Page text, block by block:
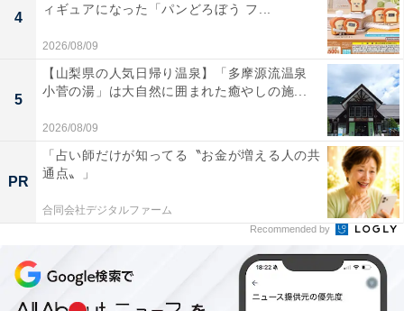
4
ィギュアになった「パンどろぼう フ...
2026/08/09
5
【山梨県の人気日帰り温泉】「多摩源流温泉
小菅の湯」は大自然に囲まれた癒やしの施...
2026/08/09
PR
「占い師だけが知ってる〝お金が増える人の共
通点〟」
合同会社デジタルファーム
Recommended by